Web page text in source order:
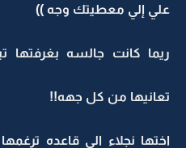
علي إلي معطيتك وجه ))
ريما كانت جالسه بغرفتها
تعانيها من كل جهه!!
اختها نجلاء الي قاعده